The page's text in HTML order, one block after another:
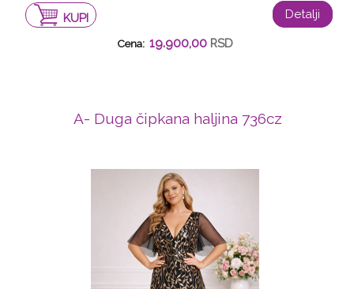
KUPI Detalji
Cena: 19.900,00 RSD
A- Duga čipkana haljina 736cz